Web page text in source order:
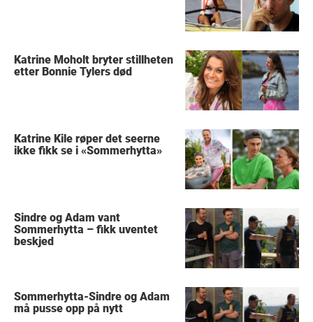
Katrine Moholt bryter stillheten
etter Bonnie Tylers død
Katrine Kile røper det seerne
ikke fikk se i «Sommerhytta»
Sindre og Adam vant
Sommerhytta – fikk uventet
beskjed
Sommerhytta-Sindre og Adam
må pusse opp på nytt